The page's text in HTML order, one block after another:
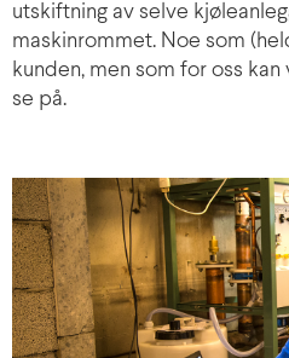
utskiftning av selve
maskinrommet. Noe som
kunden, men som for oss
se på.